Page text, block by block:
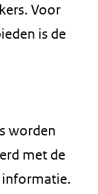
Voor
is de
worden
met de
informatie.